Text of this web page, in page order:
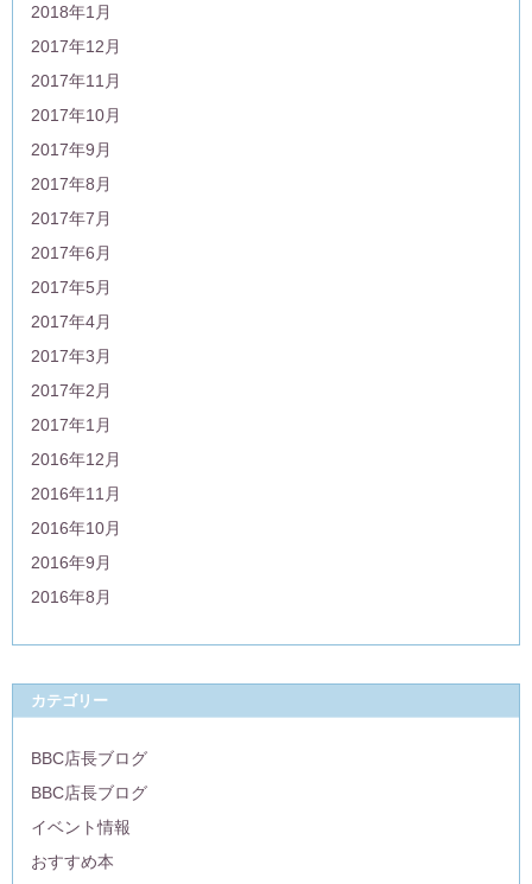
2018年1月
2017年12月
2017年11月
2017年10月
2017年9月
2017年8月
2017年7月
2017年6月
2017年5月
2017年4月
2017年3月
2017年2月
2017年1月
2016年12月
2016年11月
2016年10月
2016年9月
2016年8月
カテゴリー
BBC店長ブログ
BBC店長ブログ
イベント情報
おすすめ本